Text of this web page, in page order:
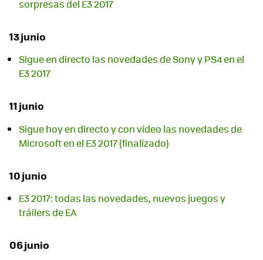
sorpresas del E3 2017
13 junio
Sigue en directo las novedades de Sony y PS4 en el
E3 2017
11 junio
Sigue hoy en directo y con vídeo las novedades de
Microsoft en el E3 2017 (finalizado)
10 junio
E3 2017: todas las novedades, nuevos juegos y
tráilers de EA
06 junio